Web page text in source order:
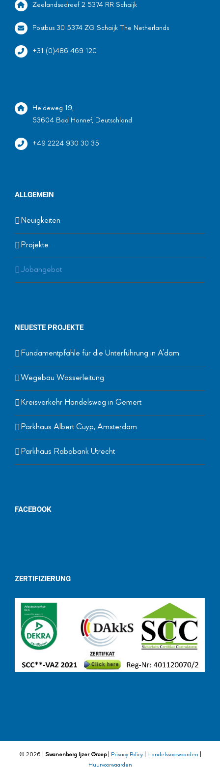
Zeelandsedreef 2 5374 RR Schaijk
Postbus 30 5374 ZG Schaijk The Netherlands
+31 (0)486 469 120
Heideweg 19,
53604 Bad Honnef, Deutschland
+49 2224 930 30 35
ALLGEMEIN
Neuigkeiten
Projekte
Jobangebot
NEUESTE PROJEKTE
Fundamentpfähle für die Unterführung in A’dam
Wegebau Wasserleitung
Kreisverkehr Handelsweg in Gemert
Parkhaus Albert Cuyp, Amsterdam
Parkhaus Rabobank Utrecht
FACEBOOK
ZERTIFIZIERUNG
© 2026 | Swanenberg Ijzer Groep| Privacy Policy| Handelsvoorwaarden
Huurvoorwaarden